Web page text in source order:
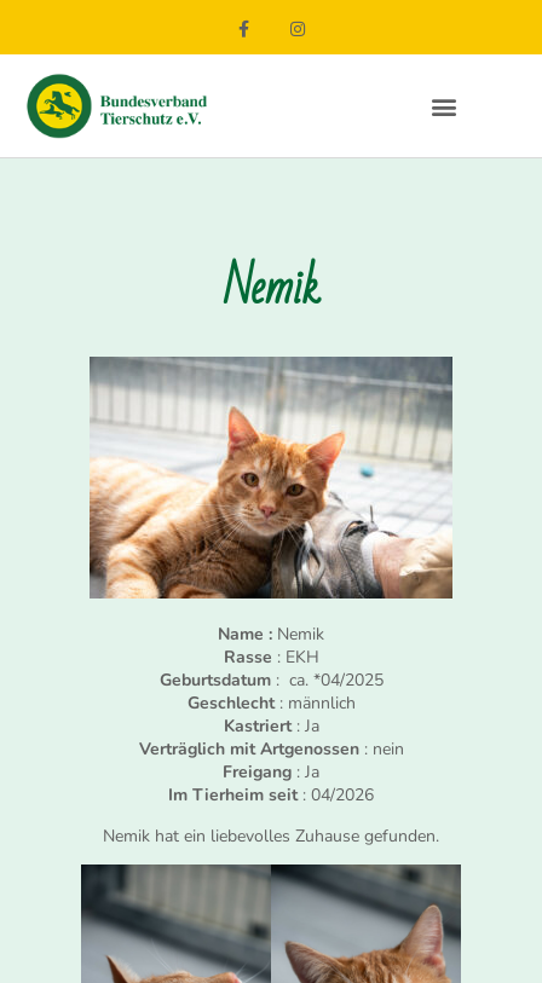
Nemik
Name : Nemik
Rasse : EKH
Geburtsdatum: ca. *04/2025
Geschlecht: männlich
Kastriert: Ja
Verträglich mit Artgenossen: nein
Freigang : Ja
Im Tierheim seit: 04/2026
Nemik hat ein liebevolles Zuhause gefunden.